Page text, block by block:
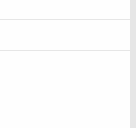
PEDAGOGICZNE